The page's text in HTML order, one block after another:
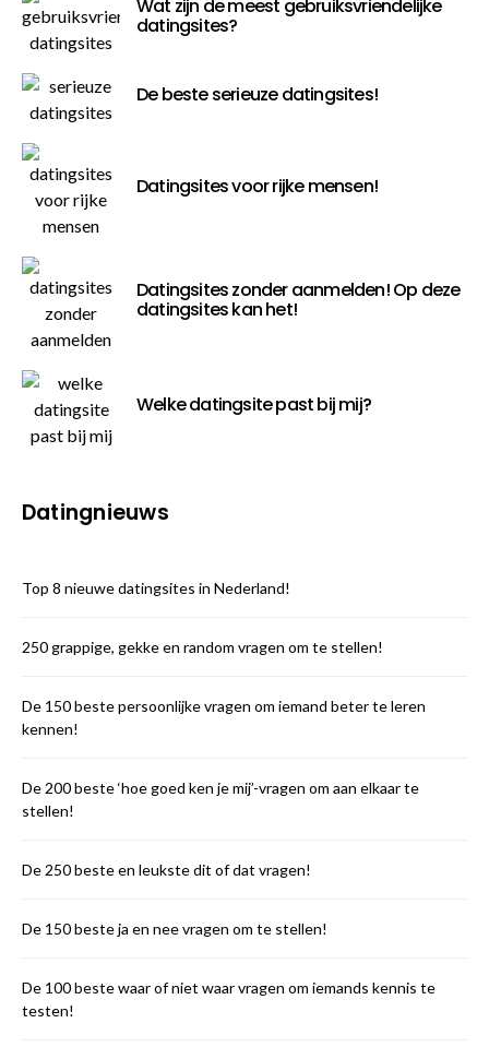
Wat zijn de meest gebruiksvriendelijke
datingsites?
De beste serieuze datingsites!
Datingsites voor rijke mensen!
Datingsites zonder aanmelden! Op deze
datingsites kan het!
Welke datingsite past bij mij?
Datingnieuws
Top 8 nieuwe datingsites in Nederland!
250 grappige, gekke en random vragen om te stellen!
De 150 beste persoonlijke vragen om iemand beter te leren
kennen!
De 200 beste ‘hoe goed ken je mij’-vragen om aan elkaar te
stellen!
De 250 beste en leukste dit of dat vragen!
De 150 beste ja en nee vragen om te stellen!
De 100 beste waar of niet waar vragen om iemands kennis te
testen!